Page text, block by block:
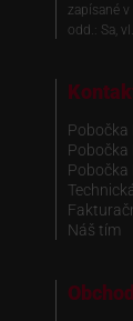
zapísané v
odd.: Sa,
Pobočka
Pobočka
Pobočka
Náš tím